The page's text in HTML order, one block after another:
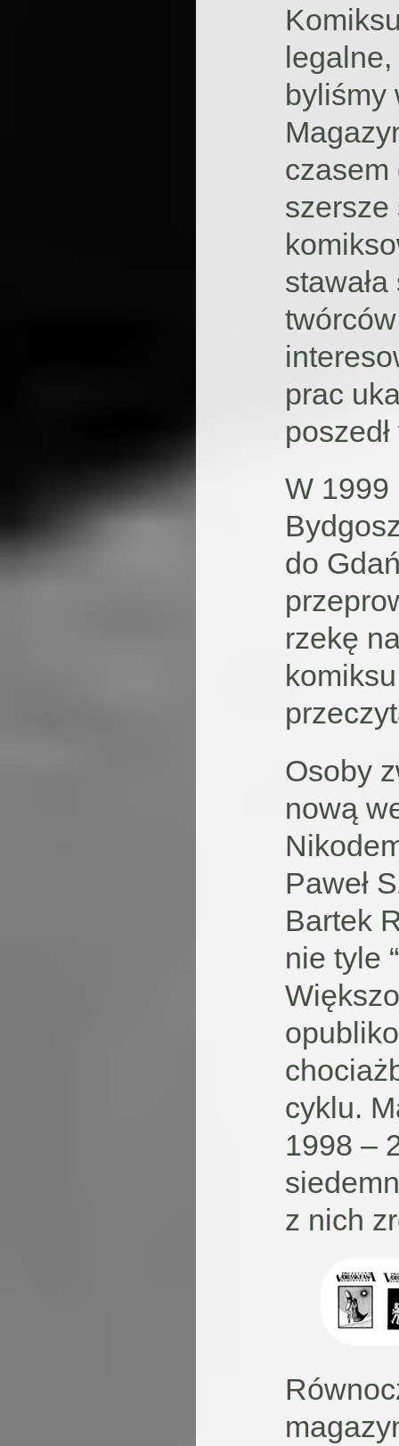
byliśmy
czasem
szersze
prac
W 1999
do
rzekę
Osoby
nową
Paweł
Bartek
nie tyle
cyklu.
1998 –
z nich